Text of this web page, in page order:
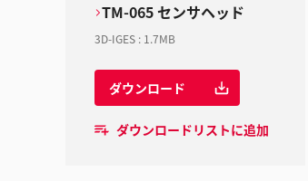
TM-065 センサヘッド
3D-IGES : 1.7MB
ダウンロード
ダウンロードリストに追加